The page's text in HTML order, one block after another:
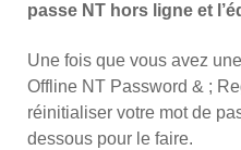
passe NT hors ligne et
Une fois que vous avez
Offline NT Password & ;
réinitialiser votre mot de
dessous pour le faire.